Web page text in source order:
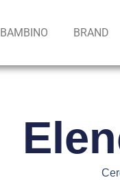
BAMBINO BRAND